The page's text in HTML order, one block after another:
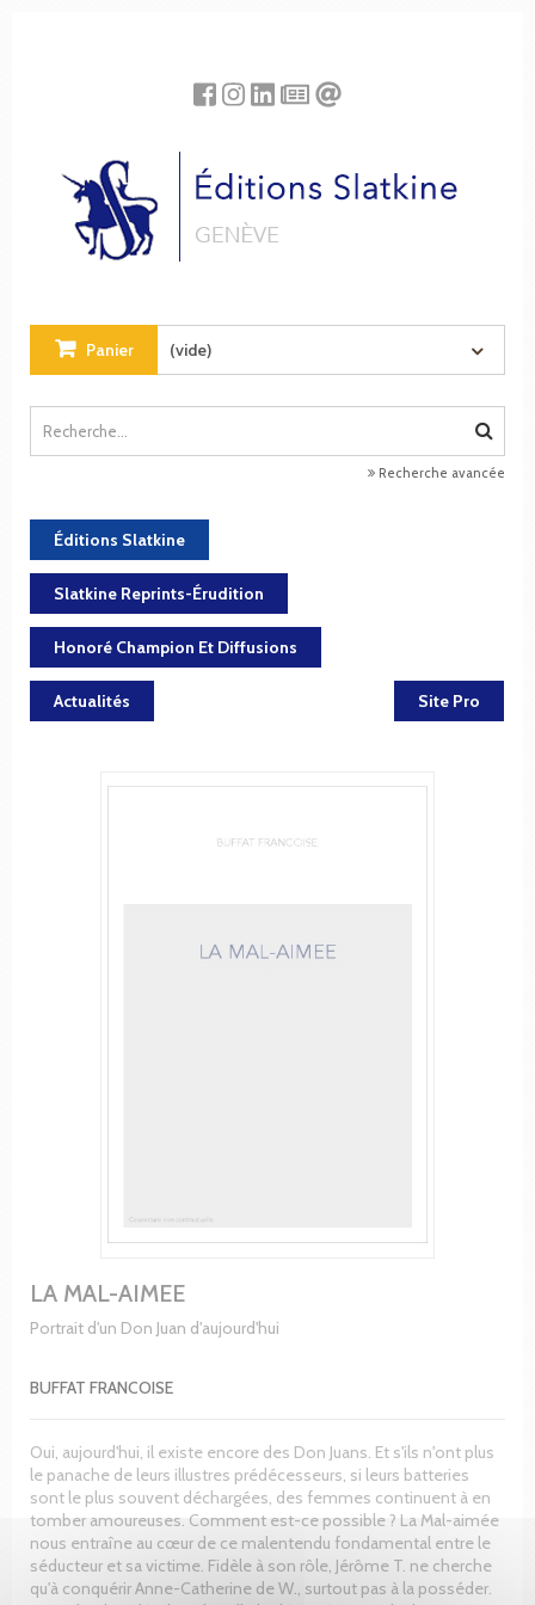
Panier (vide)
Recherche avancée
Éditions Slatkine
Slatkine Reprints-Érudition
Honoré Champion Et Diffusions
Actualités Site Pro
LA MAL-AIMEE
Portrait d'un Don Juan d'aujourd'hui
BUFFAT FRANCOISE
Oui, aujourd'hui, il existe encore des Don Juans. Et s'ils n'ont plus
le panache de leurs illustres prédécesseurs, si leurs batteries
sont le plus souvent déchargées, des femmes continuent à en
tomber amoureuses. Comment est-ce possible ? La Mal-aimée
nous entraîne au cœur de ce malentendu fondamental entre le
séducteur et sa victime. Fidèle à son rôle, Jérôme T. ne cherche
qu'à conquérir Anne-Catherine de W., surtout pas à la posséder.